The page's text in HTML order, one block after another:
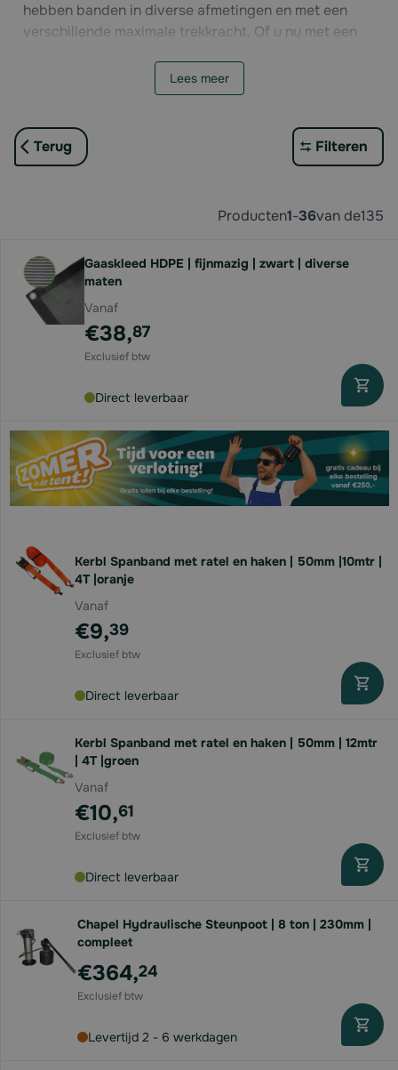
hebben banden in diverse afmetingen en met een
verschillende maximale trekkracht. Of u nu met een
strobalen de weg op gaat, wij hebben passende
spanbanden. Zo komt uw lading altijd veilig aan op
Lees meer
Terug Filteren
Producten1-36van de135
Gaaskleed HDPE | fijnmazig | zwart | diverse
maten
Vanaf
€38,87
Direct leverbaar
Kerbl Spanband met ratel en haken | 50mm |10mtr |
4T |oranje
Vanaf
€9,39
Direct leverbaar
Kerbl Spanband met ratel en haken | 50mm | 12mtr
| 4T |groen
Vanaf
€10,61
Direct leverbaar
Chapel Hydraulische Steunpoot | 8 ton | 230mm |
compleet
€364,24
Levertijd 2 - 6 werkdagen